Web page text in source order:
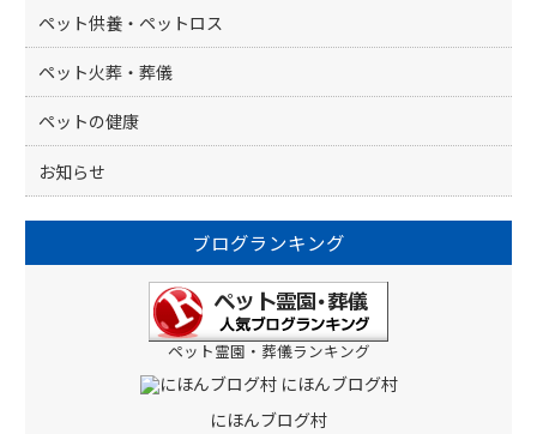
k
ペット供養・ペットロス
ペット火葬・葬儀
ペットの健康
お知らせ
ブログランキング
ペット霊園・葬儀ランキング
にほんブログ村